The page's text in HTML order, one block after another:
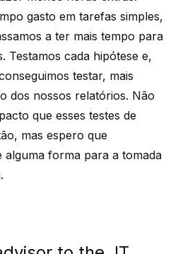
gasto em tarefas simples,
a ter mais tempo para
Testamos cada hipótese e,
testar, mais
dos nossos relatórios. Não
que esses testes de
mas espero que
alguma forma para a tomada